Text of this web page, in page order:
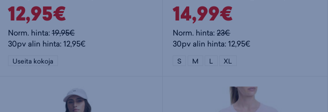
12,95€
Norm. hinta:19,95€
30pv alin hinta: 12,95€
Useita kokoja
14,99€
Norm. hinta:23€
30pv alin hinta: 12,95€
S M L XL